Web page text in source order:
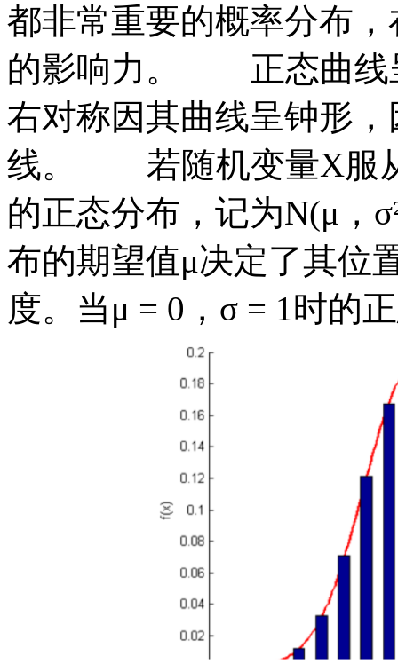
都非常重要的概率分布
的影响力。
正态曲
右对称因其曲线呈钟形
线。
若随机变量X服
的正态分布，记为N(μ，
布的期望值μ决定了其位
度。当μ = 0，σ = 1时的